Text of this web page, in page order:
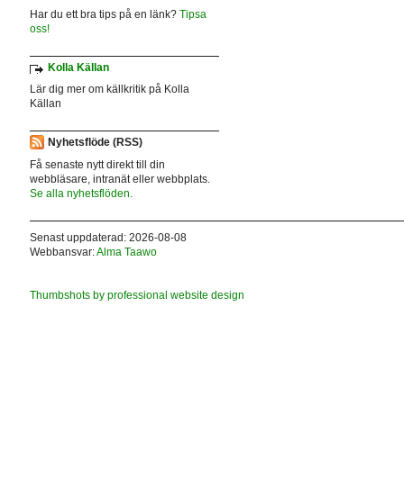
Har du ett bra tips på en länk? Tipsa
oss!
Kolla Källan
Lär dig mer om källkritik på Kolla
Källan
Nyhetsflöde (RSS)
Få senaste nytt direkt till din
webbläsare, intranät eller webbplats.
Se alla nyhetsflöden.
Senast uppdaterad: 2026-08-08
Webbansvar:Alma Taawo
Thumbshots by professional website design